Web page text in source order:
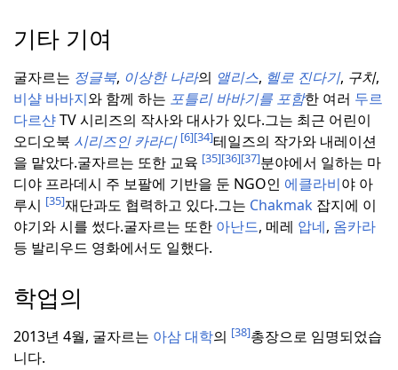
기타 기여
굴자르는 정글북, 이상한 나라의 앨리스, 헬로 진다기, 구치,
비샬 바바지와 함께 하는 포틀리 바바기를 포함한 여러 두르
다르샨TV 시리즈의 작사와 대사가 있다.그는 최근 어린이
오디오북 시리즈인 카라디 [6][34]테일즈의 작가와 내레이션
을 맡았다.굴자르는 또한 교육 [35][36][37]분야에서 일하는 마
디야 프라데시 주 보팔에 기반을 둔 NGO인 에클라비야 아
루시 [35]재단과도 협력하고 있다.그는 Chakmak 잡지에 이
야기와 시를 썼다.굴자르는 또한 아난드, 메레 압네, 옴카라
등 발리우드 영화에서도 일했다.
학업의
2013년 4월, 굴자르는 아삼 대학의 [38]총장으로 임명되었습
니다.